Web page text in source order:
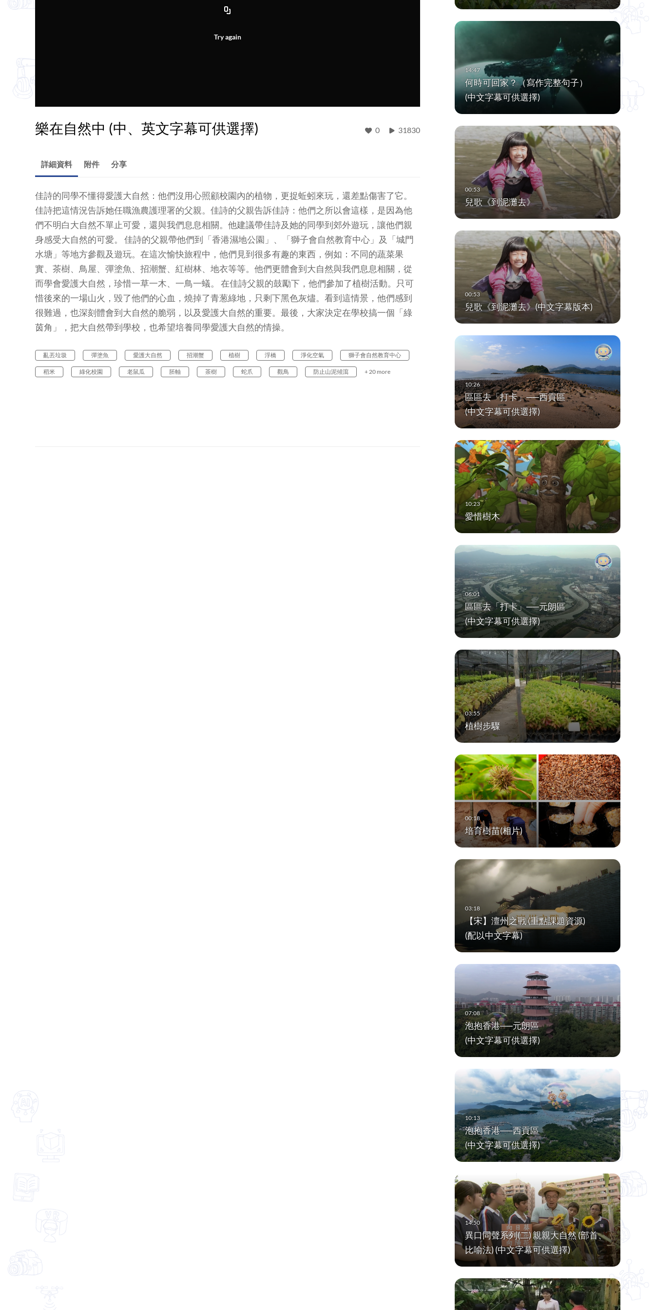
Try again
樂在自然中 (中、英文字幕可供選擇) 0 31830
何時可回家？（寫作完整句子）
(中文字幕可供選擇)
兒歌《到泥灘去》
兒歌《到泥灘去》(中文字幕版本)
區區去「打卡」──西貢區
(中文字幕可供選擇)
愛惜樹木
區區去「打卡」──元朗區
(中文字幕可供選擇)
植樹步驟
培育樹苗(相片)
【宋】澶州之戰 (重點課題資源)
(配以中文字幕)
泡抱香港──元朗區
(中文字幕可供選擇)
泡抱香港──西貢區
(中文字幕可供選擇)
異口同聲系列(二) 親親大自然 (部首、
比喻法) (中文字幕可供選擇)
詳細資料 附件 分享
佳詩的同學不懂得愛護大自然：他們沒用心照顧校園內的植物，更捉蚯蚓來玩，還差點傷害了它。
佳詩把這情況告訴她任職漁農護理署的父親。佳詩的父親告訴佳詩：他們之所以會這樣，是因為他
們不明白大自然不單止可愛，還與我們息息相關。他建議帶佳詩及她的同學到郊外遊玩，讓他們親
身感受大自然的可愛。 佳詩的父親帶他們到「香港濕地公園」、「獅子會自然教育中心」及「城門
水塘」等地方參觀及遊玩。在這次愉快旅程中，他們見到很多有趣的東西，例如：不同的蔬菜果
實、茶樹、鳥屋、彈塗魚、招潮蟹、紅樹林、地衣等等。他們更體會到大自然與我們息息相關，從
而學會愛護大自然，珍惜一草一木、一鳥一蟻。 在佳詩父親的鼓勵下，他們參加了植樹活動。只可
惜後來的一場山火，毀了他們的心血，燒掉了青葱綠地，只剩下黑色灰燼。看到這情景，他們感到
很難過，也深刻體會到大自然的脆弱，以及愛護大自然的重要。最後，大家決定在學校搞一個「綠
茵角」，把大自然帶到學校，也希望培養同學愛護大自然的情操。
亂丟垃圾 彈塗魚 愛護大自然 招潮蟹 植樹 浮橋 淨化空氣 獅子會自然教育中心
稻米 綠化校園 老鼠瓜 胚軸 茶樹 蛇爪 觀鳥 防止山泥傾瀉 + 20 more